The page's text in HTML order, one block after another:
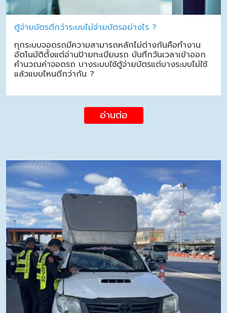
ตู้จ่ายบัตรดีกว่าระบบไม่จ่ายบัตรอย่างไร ?
ทุกระบบจอดรถมีความสามารถหลักไม่ต่างกันคือทำงาน
อัตโนมัติตั้งแต่อ่านป้ายทะเบียนรถ บันทึกวันเวลาเข้าออก
คำนวณค่าจอดรถ บางระบบใช้ตู้จ่ายบัตรแต่บางระบบไม่ใช้
แล้วแบบไหนดีกว่ากัน ?
อ่านต่อ